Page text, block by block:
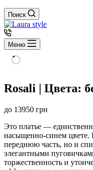
Поиск
Меню
Rosali | Цвета:
до 13950 грн
Это платье —
насыщенно-синем цвете.
переднюю часть, но и
элегантными
торжественность и